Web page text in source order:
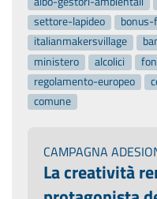
settore-lapideo
italianmakersvillage
ministero
alcolici
regolamento-europeo
comune
CAMPAGNA
La creatività